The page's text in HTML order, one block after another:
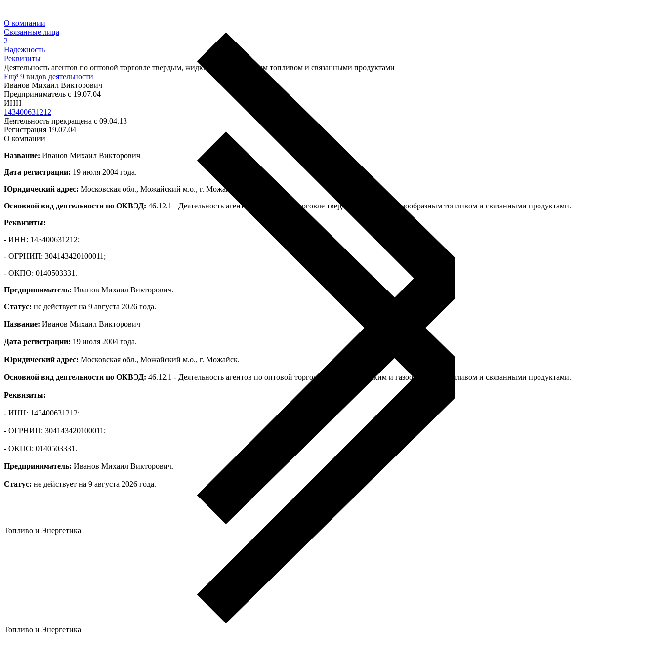
Топливо и Энергетика
Топливо и Энергетика
О компании
Связанные лица
2
Надежность
Реквизиты
Деятельность агентов по оптовой торговле твердым, жидким и газообразным топливом и связанными продуктами
Ещё 9 видов деятельности
Иванов Михаил Викторович
Предприниматель c 19.07.04
ИНН
143400631212
Деятельность прекращена с 09.04.13
Регистрация 19.07.04
О компании
Название: Иванов Михаил Викторович
Дата регистрации: 19 июля 2004 года.
Юридический адрес: Московская обл., Можайский м.о., г. Можайск.
Основной вид деятельности по ОКВЭД: 46.12.1 - Деятельность агентов по оптовой торговле твердым, жидким и газообразным топливом и связанными продуктами.
Реквизиты:
- ИНН: 143400631212;
- ОГРНИП: 304143420100011;
- ОКПО: 0140503331.
Предприниматель: Иванов Михаил Викторович.
Статус: не действует на 9 августа 2026 года.
Название: Иванов Михаил Викторович
Дата регистрации: 19 июля 2004 года.
Юридический адрес: Московская обл., Можайский м.о., г. Можайск.
Основной вид деятельности по ОКВЭД: 46.12.1 - Деятельность агентов по оптовой торговле твердым, жидким и газообразным топливом и связанными продуктами.
Реквизиты:
- ИНН: 143400631212;
- ОГРНИП: 304143420100011;
- ОКПО: 0140503331.
Предприниматель: Иванов Михаил Викторович.
Статус: не действует на 9 августа 2026 года.